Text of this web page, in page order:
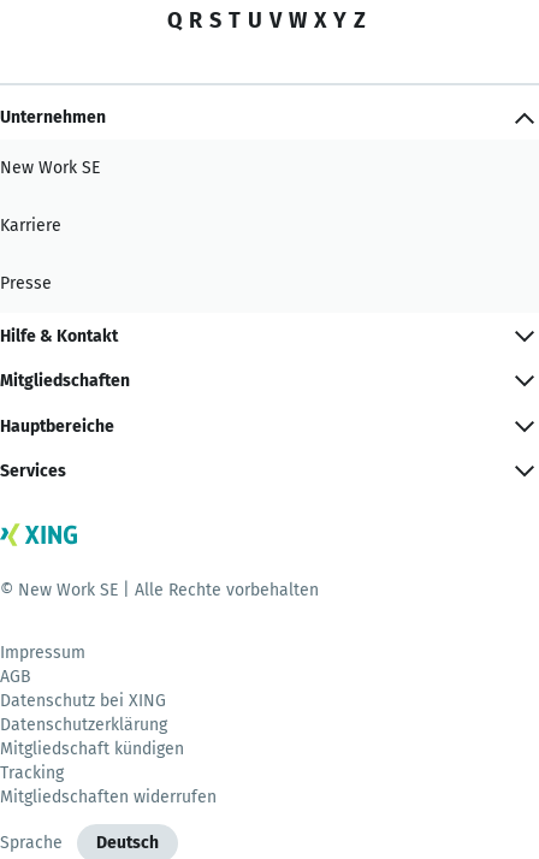
Q R S T U V W X Y Z
Unternehmen
New Work SE
Karriere
Presse
Hilfe & Kontakt
Mitgliedschaften
Hauptbereiche
Services
© New Work SE | Alle Rechte vorbehalten
Impressum
AGB
Datenschutz bei XING
Datenschutzerklärung
Mitgliedschaft kündigen
Tracking
Mitgliedschaften widerrufen
Sprache Deutsch